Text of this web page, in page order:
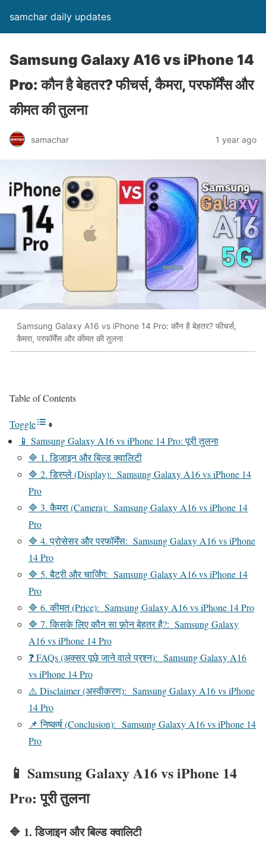
samchar daily updates
Samsung Galaxy A16 vs iPhone 14
Pro: कौन है बेहतर? फीचर्स, कैमरा, परफॉर्मेंस और
कीमत की तुलना
samachar 1 year ago
Samsung Galaxy A16 vs iPhone 14 Pro: कौन है बेहतर? फीचर्स,
कैमरा, परफॉर्मेंस और कीमत की तुलना
Table of Contents
Toggle
📱 Samsung Galaxy A16 vs iPhone 14 Pro: पूरी तुलना
🔷 1. डिजाइन और बिल्ड क्वालिटी
🔷 2. डिस्प्ले (Display): Samsung Galaxy A16 vs iPhone 14
Pro
🔷 3. कैमरा (Camera): Samsung Galaxy A16 vs iPhone 14
Pro
🔷 4. प्रोसेसर और परफॉर्मेंस: Samsung Galaxy A16 vs iPhone
14 Pro
🔷 5. बैटरी और चार्जिंग: Samsung Galaxy A16 vs iPhone 14
Pro
🔷 6. कीमत (Price): Samsung Galaxy A16 vs iPhone 14 Pro
🔷 7. किसके लिए कौन सा फ़ोन बेहतर है?: Samsung Galaxy
A16 vs iPhone 14 Pro
❓ FAQs (अक्सर पूछे जाने वाले प्रश्न): Samsung Galaxy A16
vs iPhone 14 Pro
⚠️ Disclaimer (अस्वीकरण): Samsung Galaxy A16 vs iPhone
14 Pro
📌 निष्कर्ष (Conclusion): Samsung Galaxy A16 vs iPhone 14
Pro
📱 Samsung Galaxy A16 vs iPhone 14
Pro: पूरी तुलना
🔷 1.डिजाइन और बिल्ड क्वालिटी